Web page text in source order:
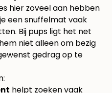
hier zoveel aan hebben
een snuffelmat vaak
Bij pups ligt het net
niet alleen om bezig
gedrag op te
helpt zoeken vaak